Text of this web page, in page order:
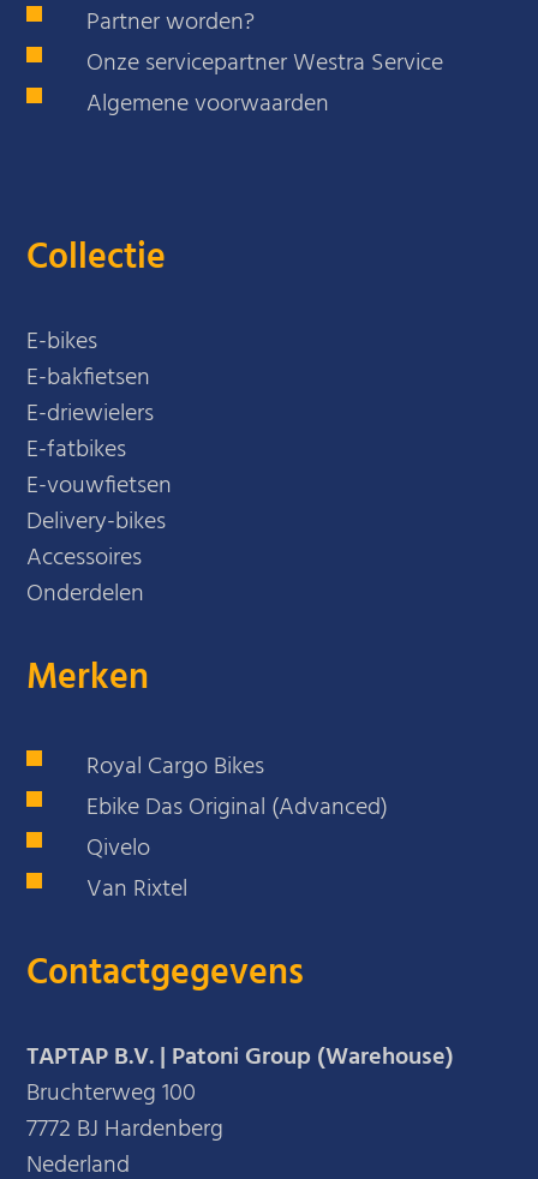
Partner worden?
Onze servicepartner Westra Service
Algemene voorwaarden
Collectie
E-bikes
E-bakfietsen
E-driewielers
E-fatbikes
E-vouwfietsen
Delivery-bikes
Accessoires
Onderdelen
Merken
Royal Cargo Bikes
Ebike Das Original (Advanced)
Qivelo
Van Rixtel
Contactgegevens
TAPTAP B.V. | Patoni Group (Warehouse)
Bruchterweg 100
7772 BJ Hardenberg
Nederland